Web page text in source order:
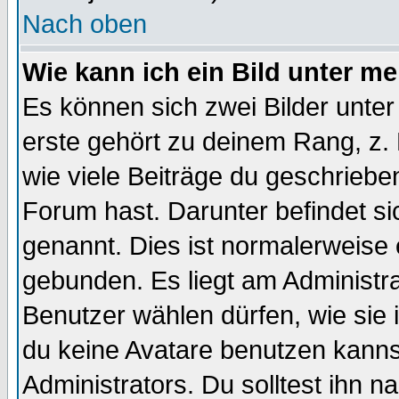
Nach oben
Wie kann ich ein Bild unter
Es können sich zwei Bilder
erste gehört zu deinem Rang,
wie viele Beiträge du
Forum hast. Darunter befindet
genannt. Dies ist
gebunden. Es liegt am
Benutzer wählen dürfen, wie
du keine Avatare benutzen
Administrators. Du solltest ihn